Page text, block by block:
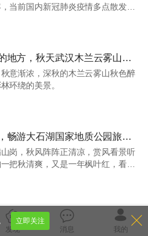
当前国内新冠肺炎疫情多点散发，
地方，秋天武汉木兰云雾山彩
意渐浓，深秋的木兰云雾山秋色醉
环绕的美景。
畅游大石湖国家地质公园旅游
岗，秋风阵阵正清凉，赏风看景听
把秋清爽，又是一年枫叶红，看本
景名胜区】千万不要来白水
会爱上这里的瀑
，这里有白水绿道 白水绿道全
发现 消息 我的
。 立即关注